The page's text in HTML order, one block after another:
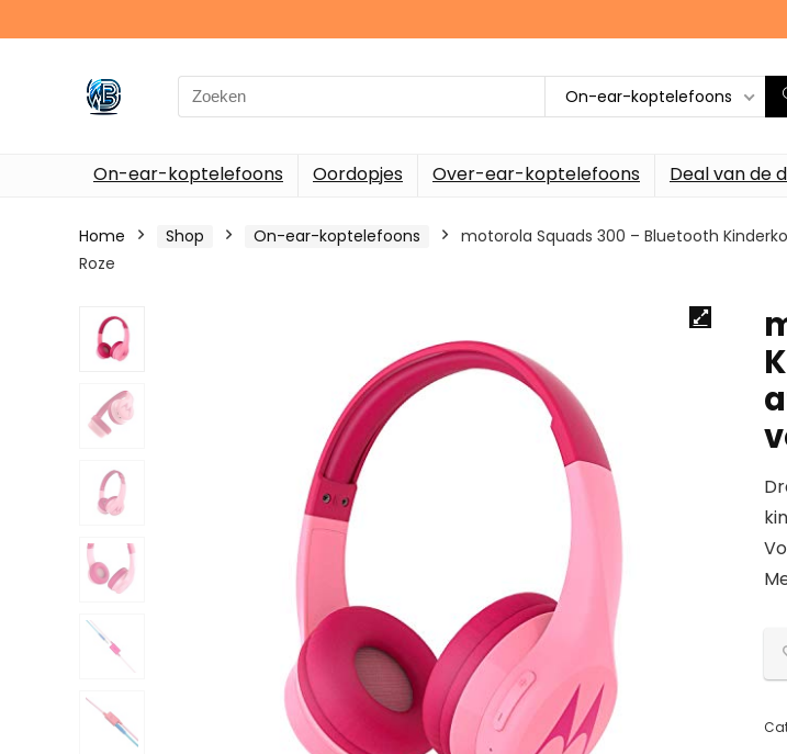
Search
for:
On-ear-koptelefoons
On-ear-koptelefoons Oordopjes Over-ear-koptelefoons Deal van de
Home Shop On-ear-koptelefoons
motorola Squads 300 – Bluetooth
Roze